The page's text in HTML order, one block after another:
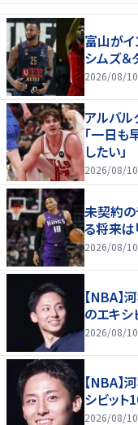
富山が
シムズ＆
2026/08/
アルバル
「一日も
したい」
2026/08/
未契約の
る将来は
2026/08/
【NBA】
のエキシ
2026/08/
【NBA】
シビット
2026/08/